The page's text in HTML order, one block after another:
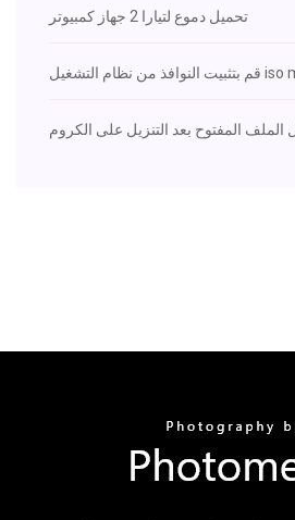
تحميل دموع لتيارا 2 جهاز كمبيوتر
الملف المفتوح بعد التنزيل على الكروم